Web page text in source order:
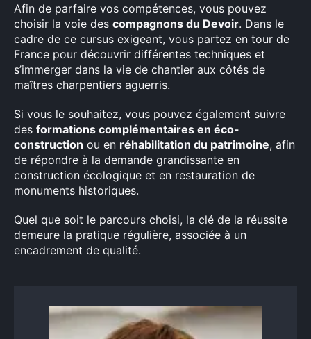
Afin de parfaire vos compétences, vous pouvez
choisir la voie des compagnons du Devoir. Dans le
cadre de ce cursus exigeant, vous partez en tour de
France pour découvrir différentes techniques et
s’immerger dans la vie de chantier aux côtés de
maîtres charpentiers aguerris.
Si vous le souhaitez, vous pouvez également suivre
des formations complémentaires en éco-
construction ou en réhabilitation du patrimoine, afin
de répondre à la demande grandissante en
construction écologique et en restauration de
monuments historiques.
Quel que soit le parcours choisi, la clé de la réussite
demeure la pratique régulière, associée à un
encadrement de qualité.